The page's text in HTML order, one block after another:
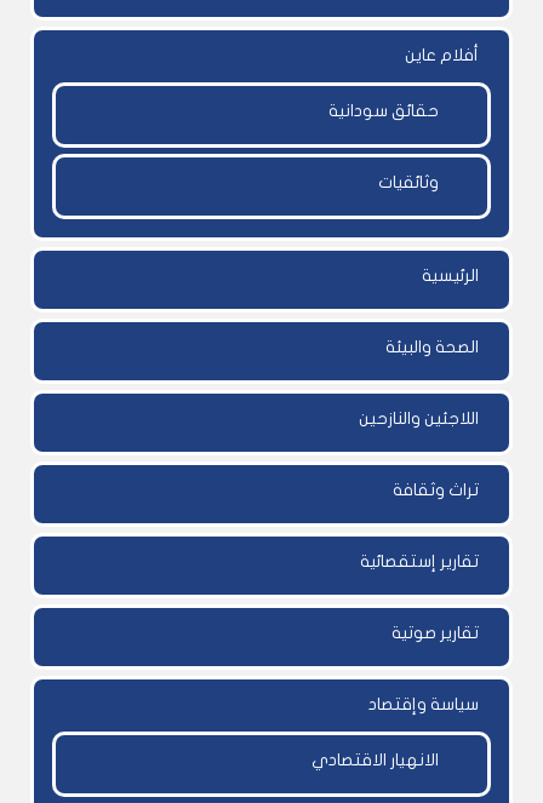
أفلام عاين
حقائق سودانية
وثائقيات
الرئيسية
الصحة والبيئة
اللاجئين والنازحين
تراث وثقافة
تقارير إستقصائية
تقارير صوتية
سياسة وإقتصاد
الانهيار الاقتصادي